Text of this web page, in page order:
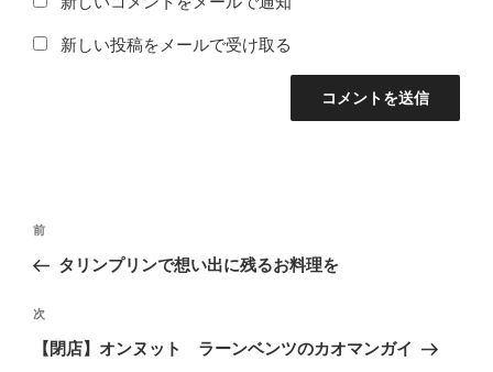
新しい投稿をメールで受け取る
投
ナ
ビ
ゲ
前
の
稿
前
タリンプリンで想い出に残るお料理を
次
の
次
【閉店】オンヌット ラーンベンツのカオマンガイ